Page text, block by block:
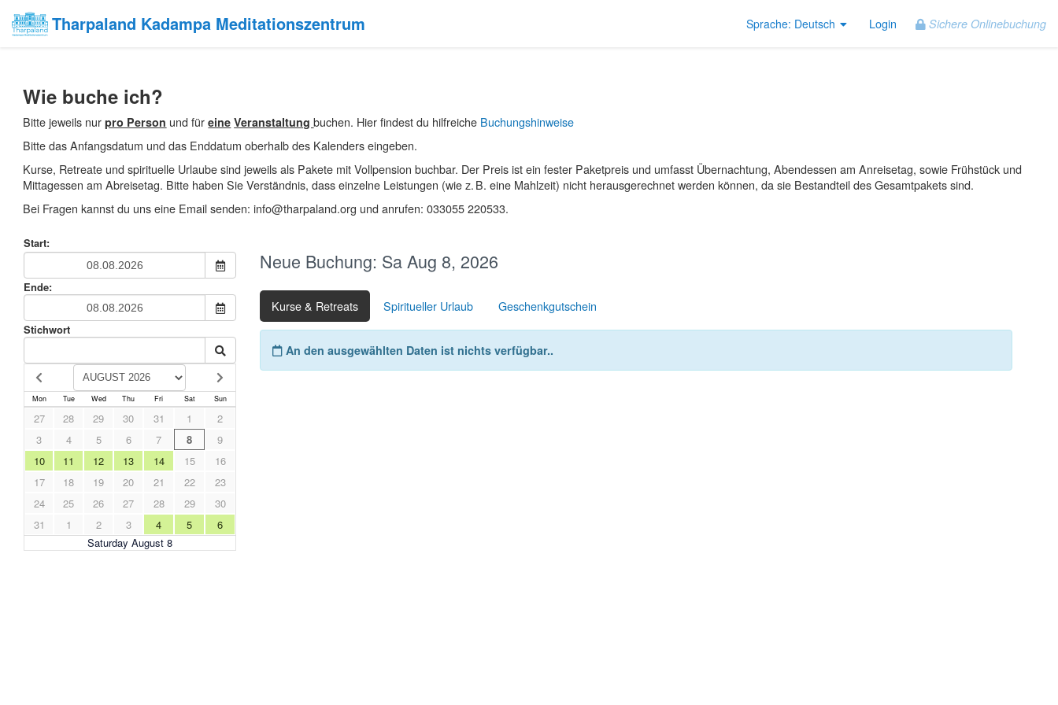
Tharpaland Kadampa Meditationszentrum Sichere Onlinebuchung
Sprache: Deutsch Login
Wie buche ich?
Bitte jeweils nurpro Person und füreine Veranstaltungbuchen. Hier findest du hilfreiche Buchungshinweise
Bitte das Anfangsdatum und das Enddatum oberhalb des Kalenders eingeben.
Kurse, Retreate und spirituelle Urlaube sind jeweils als Pakete mit Vollpension buchbar. Der Preis ist ein fester Paketpreis und umfasst Übernachtung, Abendessen am Anreisetag, sowie Frühstück und
Mittagessen am Abreisetag. Bitte haben Sie Verständnis, dass einzelne Leistungen (wie z. B. eine Mahlzeit) nicht herausgerechnet werden können, da sie Bestandteil des Gesamtpakets sind.
Bei Fragen kannst du uns eine Email senden: info@tharpaland.org und anrufen: 033055 220533.
Start:
Ende:
Stichwort
Mon Tue Wed Thu Fri Sat Sun
Saturday August 8
27 28 29 30 31 1
2
3
4 5 6 7 8
9
10
11 12 13 14 15
16
17
18 19 20 21 22
23
24
25 26 27 28 29
30
31
1 2 3 4 5 6
Neue Buchung: Sa Aug 8, 2026
Kurse & Retreats Spiritueller Urlaub Geschenkgutschein
An den ausgewählten Daten ist nichts verfügbar..